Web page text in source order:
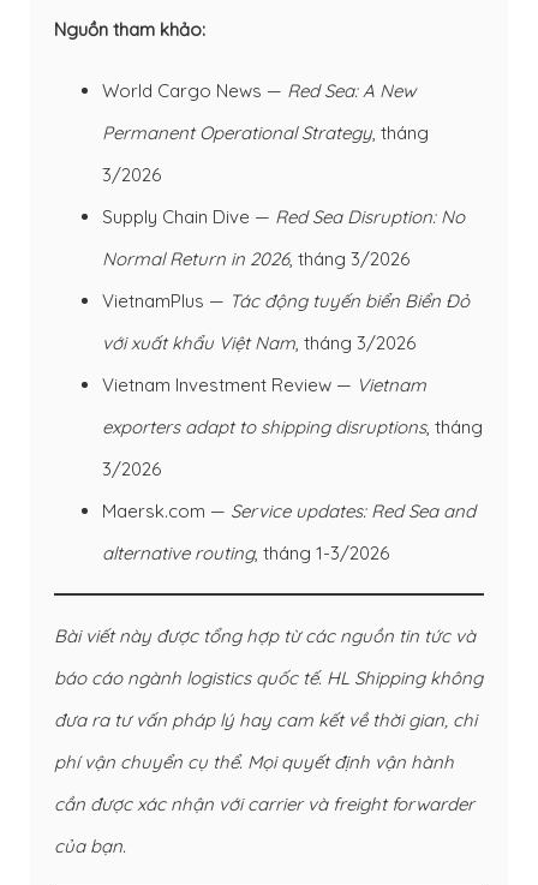
Nguồn tham khảo:
World Cargo News — Red Sea: A New
Permanent Operational Strategy, tháng
3/2026
Supply Chain Dive — Red Sea Disruption: No
Normal Return in 2026, tháng 3/2026
VietnamPlus — Tác động tuyến biển Biển Đỏ
với xuất khẩu Việt Nam, tháng 3/2026
Vietnam Investment Review — Vietnam
exporters adapt to shipping disruptions, tháng
3/2026
Maersk.com — Service updates: Red Sea and
alternative routing, tháng 1-3/2026
Bài viết này được tổng hợp từ các nguồn tin tức và
báo cáo ngành logistics quốc tế. HL Shipping không
đưa ra tư vấn pháp lý hay cam kết về thời gian, chi
phí vận chuyển cụ thể. Mọi quyết định vận hành
cần được xác nhận với carrier và freight forwarder
của bạn.